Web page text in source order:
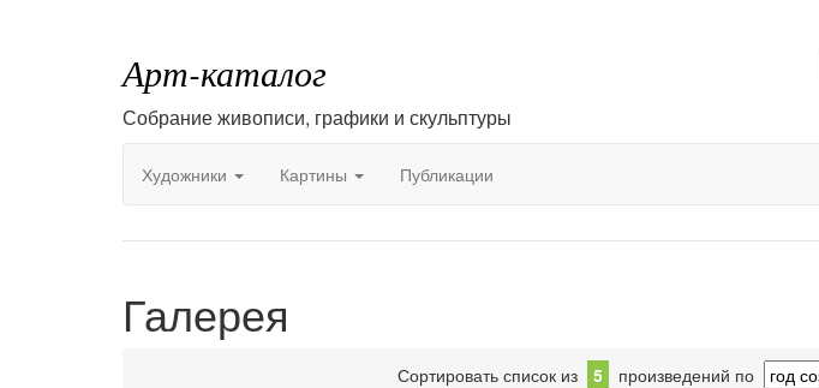
Арт-каталог
Собрание живописи, графики и скульптуры
Художники Картины Публикации
Галерея
Сортировать список из 5
произведений по